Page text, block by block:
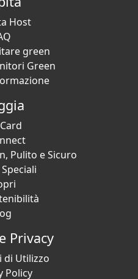
Host
green
Green
Pulito e Sicuro
Privacy
di Utilizzo
Policy